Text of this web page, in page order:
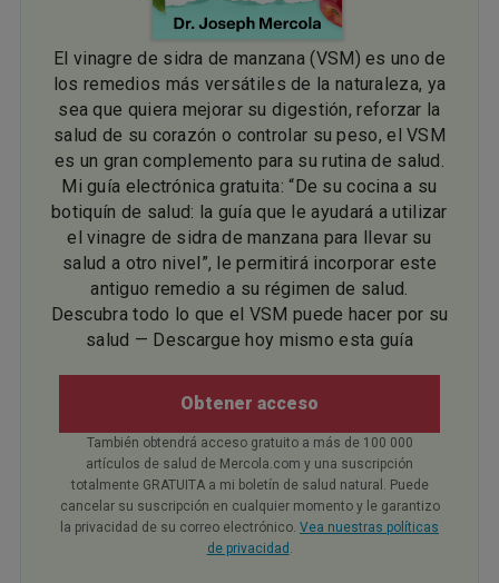
El vinagre de sidra de manzana (VSM) es uno de
los remedios más versátiles de la naturaleza, ya
sea que quiera mejorar su digestión, reforzar la
salud de su corazón o controlar su peso, el VSM
es un gran complemento para su rutina de salud.
Mi guía electrónica gratuita: “De su cocina a su
botiquín de salud: la guía que le ayudará a utilizar
el vinagre de sidra de manzana para llevar su
salud a otro nivel”, le permitirá incorporar este
antiguo remedio a su régimen de salud.
Descubra todo lo que el VSM puede hacer por su
salud — Descargue hoy mismo esta guía
Obtener acceso
También obtendrá acceso gratuito a más de 100 000
artículos de salud de Mercola.com y una suscripción
totalmente GRATUITA a mi boletín de salud natural. Puede
cancelar su suscripción en cualquier momento y le garantizo
la privacidad de su correo electrónico. Vea nuestras políticas
de privacidad